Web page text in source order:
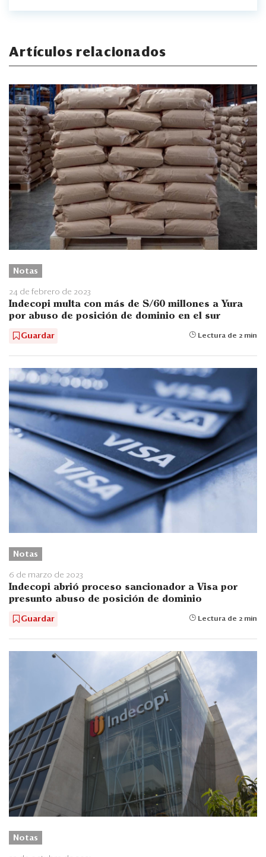
Artículos relacionados
Notas
24 de febrero de 2023
Indecopi multa con más de S/60 millones a Yura
por abuso de posición de dominio en el sur
Guardar Lectura de 2 min
Notas
6 de marzo de 2023
Indecopi abrió proceso sancionador a Visa por
presunto abuso de posición de dominio
Guardar Lectura de 2 min
Notas